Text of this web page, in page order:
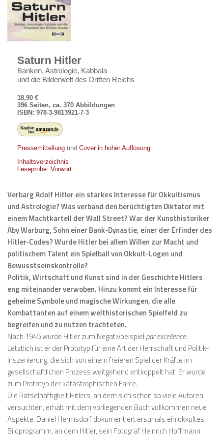
Saturn Hitler
Banken, Astrologie, Kabbala
und die Bilderwelt des Dritten Reichs
18,90 €
396 Seiten, ca. 370 Abbildungen
ISBN: 978-3-9813921-7-3
Pressemitteilung und Cover in hoher Auflösung
Inhaltsverzeichnis
Leseprobe: Vorwort
Verbarg Adolf Hitler ein starkes Interesse für Okkultismus
und Astrologie? Was verband den berüchtigten Diktator mit
einem Macht­kartell der Wall Street? War der Kunsthistoriker
Aby Warburg, Sohn einer Bank-Dynastie, einer der Erfinder des
Hitler-Codes? Wurde Hitler bei allem Willen zur Macht und
politischem Talent ein Spielball von Okkult-Logen und
Bewusstseinskontrolle?
Politik, Wirtschaft und Kunst sind in der Geschichte Hitlers
eng miteinander verwoben. Hinzu kommt ein Interesse für
geheime Symbole und magische Wirkungen, die alle
Kombattanten auf einem welthistorischen Spielfeld zu
begreifen und zu nutzen trachteten.
Nach 1945 wurde Hitler zum Negativbeispiel par excellence.
Letztlich ist er der Prototyp für eine Art der Herrschaft und Politik-
Inszenierung, die sich von einem freieren Spiel der Kräfte im
gesellschaftlichen Prozess weitgehend entkoppelt hat. Er wurde
zum Prototyp der katastrophischen Farce.
Die Rätselhaftigkeit Hitlers, an dem sich schon so viele Autoren
versuchten, erhält mit dem vorliegenden Buch vollkommen neue
Aspekte. Daniel Hermsdorf dokumentiert erstmals ein okkultes
Bildprogramm, an dem Hitler, sein Fotograf Heinrich Hoffmann